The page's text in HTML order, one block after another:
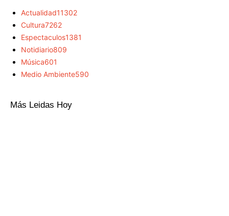
Actualidad11302
Cultura7262
Espectaculos1381
Notidiario809
Música601
Medio Ambiente590
Más Leidas Hoy